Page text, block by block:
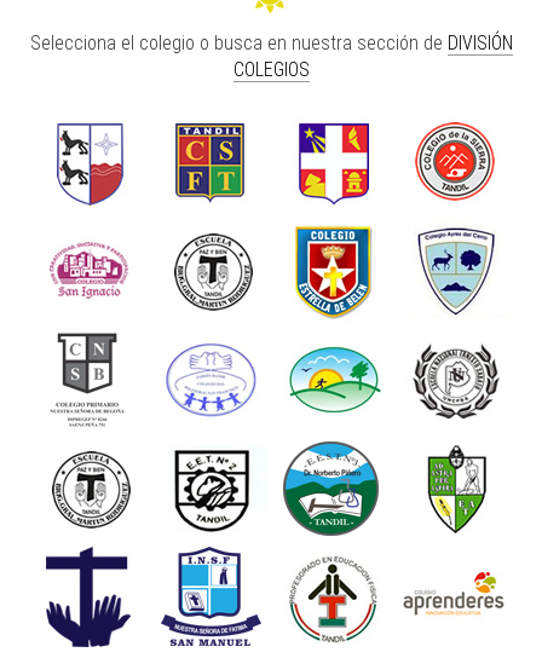
Selecciona el colegio o busca en nuestra sección de DIVISIÓN
COLEGIOS